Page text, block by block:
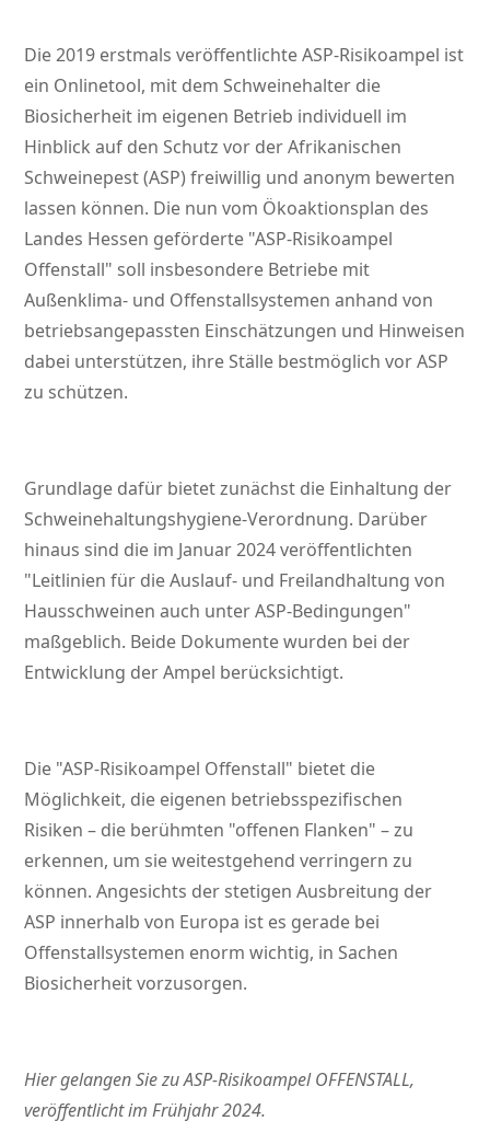
Die 2019 erstmals veröffentlichte ASP-Risikoampel ist
ein Onlinetool, mit dem Schweinehalter die
Biosicherheit im eigenen Betrieb individuell im
Hinblick auf den Schutz vor der Afrikanischen
Schweinepest (ASP) freiwillig und anonym bewerten
lassen können. Die nun vom Ökoaktionsplan des
Landes Hessen geförderte ASP-Risikoampel
Offenstall soll insbesondere Betriebe mit
Außenklima- und Offenstallsystemen anhand von
betriebsangepassten Einschätzungen und Hinweisen
dabei unterstützen, ihre Ställe bestmöglich vor ASP
zu schützen.
Grundlage dafür bietet zunächst die Einhaltung der
Schweinehaltungshygiene-Verordnung. Darüber
hinaus sind die im Januar 2024 veröffentlichten
Leitlinien für die Auslauf- und Freilandhaltung von
Hausschweinen auch unter ASP-Bedingungen
maßgeblich. Beide Dokumente wurden bei der
Entwicklung der Ampel berücksichtigt.
Die ASP-Risikoampel Offenstall bietet die
Möglichkeit, die eigenen betriebsspezifischen
Risiken – die berühmten offenen Flanken – zu
erkennen, um sie weitestgehend verringern zu
können. Angesichts der stetigen Ausbreitung der
ASP innerhalb von Europa ist es gerade bei
Offenstallsystemen enorm wichtig, in Sachen
Biosicherheit vorzusorgen.
Hier gelangen Sie zu ASP-Risikoampel OFFENSTALL,
veröffentlicht im Frühjahr 2024.